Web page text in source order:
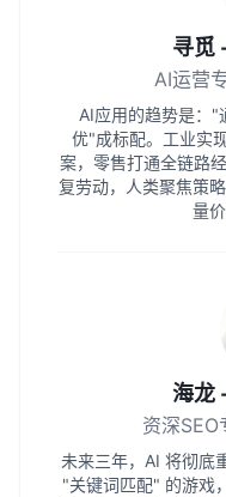
寻觅
AI运营
AI应用的趋势是："
优"成标配。工业实
案，零售打通全链路
复劳动，人类聚焦策
量
海龙
资深
未来三年，AI 将彻底
"关键词匹配" 的游戏